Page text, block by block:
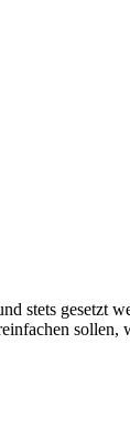
stets gesetzt
sollen,